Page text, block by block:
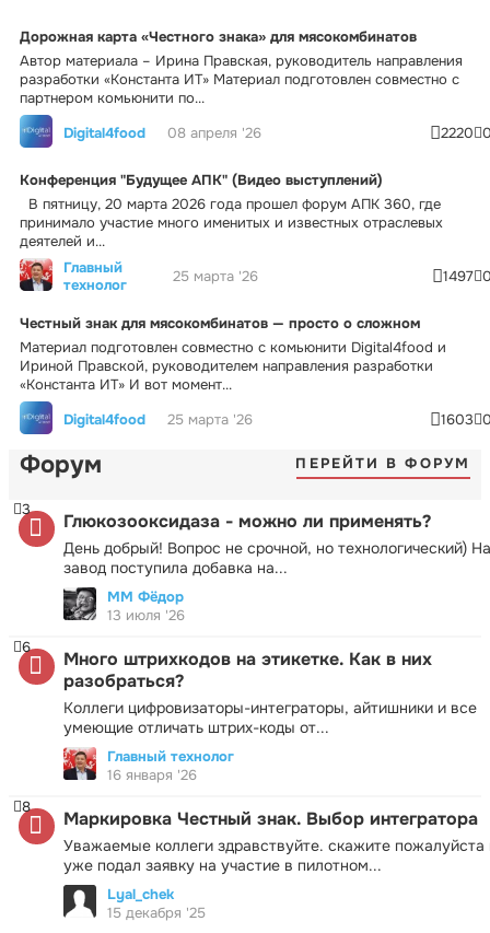
Дорожная карта «Честного знака» для мясокомбинатов
Автор материала – Ирина Правская, руководитель направления
разработки «Константа ИТ» Материал подготовлен совместно с
партнером комьюнити по...
Digital4food
08 апреля '26 2220
Конференция "Будущее АПК" (Видео выступлений)
В пятницу, 20 марта 2026 года прошел форум АПК 360, где
принимало участие много именитых и известных отраслевых
деятелей и...
Главный
технолог
25 марта '26 1497
Честный знак для мясокомбинатов — просто о сложном
Материал подготовлен совместно с комьюнити Digital4food и
Ириной Правской, руководителем направления разработки
«Константа ИТ» И вот момент...
Digital4food
25 марта '26 1603
Форум ПЕРЕЙТИ В ФОРУМ
Глюкозооксидаза - можно ли применять?
День добрый! Вопрос не срочной, но технологический) На
завод поступила добавка на...
3
ММ Фёдор
13 июля '26
Много штрихкодов на этикетке. Как в них
разобраться?
Коллеги цифровизаторы-интеграторы, айтишники и все
умеющие отличать штрих-коды от...
6
Главный технолог
16 января '26
Маркировка Честный знак. Выбор интегратора
Уважаемые коллеги здравствуйте. скажите пожалуйста
уже подал заявку на участие в пилотном...
8
Lyal_chek
15 декабря '25